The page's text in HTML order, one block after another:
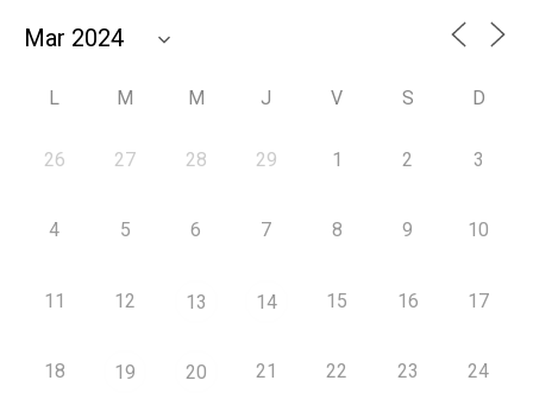
L M M J V S D
26 27 28 29 1 2 3
4 5 6 7 8 9 10
11 12 13 14 15 16 17
18 19 20 21 22 23 24